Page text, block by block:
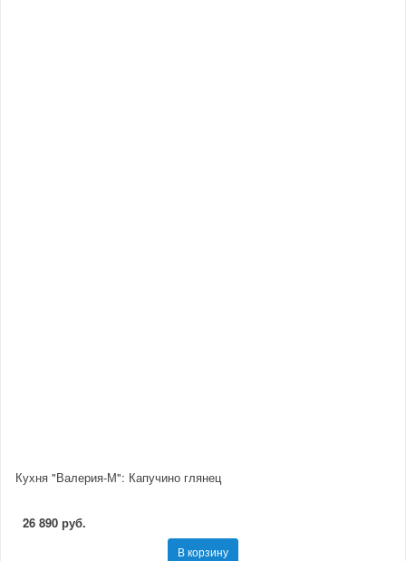
Кухня "Валерия-М": Капучино глянец
26 890 руб.
В корзину